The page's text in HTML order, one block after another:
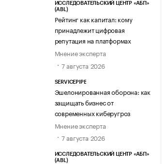
ИССЛЕДОВАТЕЛЬСКИЙ ЦЕНТР «АБП»
(ABL)
Рейтинг как капитал: кому
принадлежит цифровая
репутация на платформах
Мнение эксперта
7 августа 2026
SERVICEPIPE
Эшелонированная оборона: как
защищать бизнес от
современных киберугроз
Мнение эксперта
7 августа 2026
ИССЛЕДОВАТЕЛЬСКИЙ ЦЕНТР «АБП»
(ABL)